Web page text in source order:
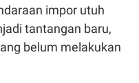
impor utuh
tantangan baru,
belum melakukan